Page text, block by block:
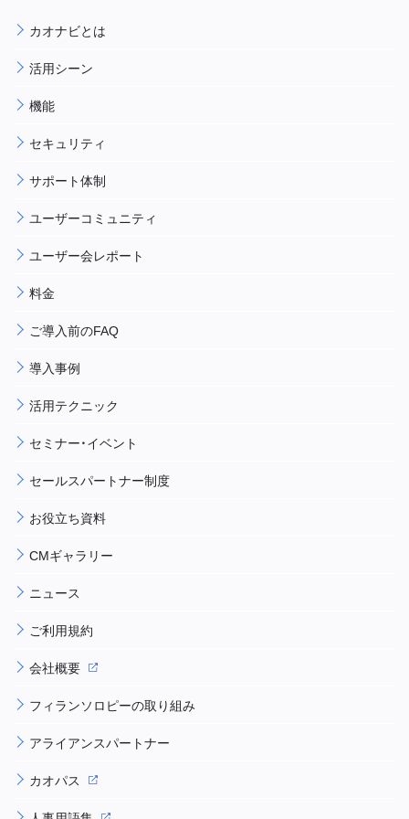
カオナビとは
活用シーン
機能
セキュリティ
サポート体制
ユーザーコミュニティ
ユーザー会レポート
料金
ご導入前のFAQ
導入事例
活用テクニック
セミナー・イベント
セールスパートナー制度
お役立ち資料
CMギャラリー
ニュース
ご利用規約
会社概要
フィランソロピーの取り組み
アライアンスパートナー
カオパス